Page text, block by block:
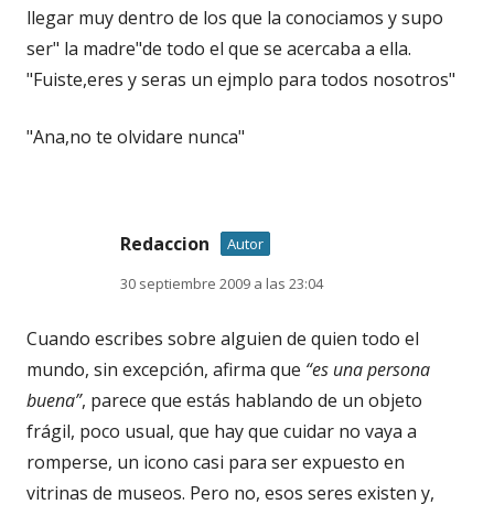
llegar muy dentro de los que la conociamos y supo
ser" la madre"de todo el que se acercaba a ella.
"Fuiste,eres y seras un ejmplo para todos nosotros"
"Ana,no te olvidare nunca"
Redaccion
Autor
30 septiembre 2009 a las 23:04
Cuando escribes sobre alguien de quien todo el
mundo, sin excepción, afirma que “es una persona
buena”, parece que estás hablando de un objeto
frágil, poco usual, que hay que cuidar no vaya a
romperse, un icono casi para ser expuesto en
vitrinas de museos. Pero no, esos seres existen y,